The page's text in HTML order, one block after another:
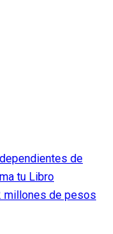
de
tu Libro
millones de pesos